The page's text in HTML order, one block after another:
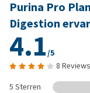
Purina Pro
Digestion
4.1/5
8 Reviews
5 Sterren